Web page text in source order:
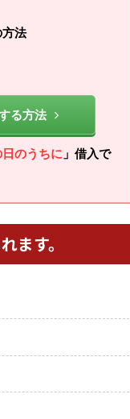
法
る方法
のうちに 」借入で
ます。